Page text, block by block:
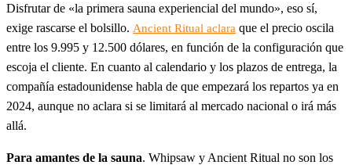
Disfrutar de «la primera sauna experiencial del mundo», eso sí,
exige rascarse el bolsillo. Ancient Ritual aclara que el precio oscila
entre los 9.995 y 12.500 dólares, en función de la configuración que
escoja el cliente. En cuanto al calendario y los plazos de entrega, la
compañía estadounidense habla de que empezará los repartos ya en
2024, aunque no aclara si se limitará al mercado nacional o irá más
allá.
Para amantes de la sauna. Whipsaw y Ancient Ritual no son los